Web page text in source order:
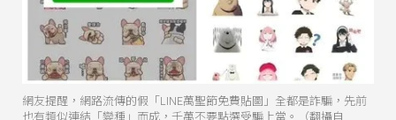
網友提醒，網路流傳的假「LINE萬聖節免費貼圖」全都是詐騙，先前
也有類似連結「變種」而成，千萬不要點選受騙上當。（翻攝自